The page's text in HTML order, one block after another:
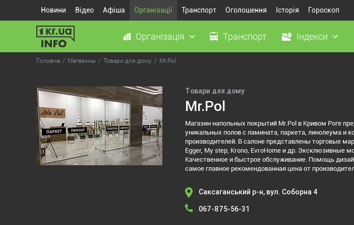
Новини Відео Афіша Організації Транспорт Оголошення Історія Гороскоп
Організація Транспорт Індекси
Головна Магазины Товари для дому Mr.Pol
Товари для дому
Mr.Pol
Магазин напольных покрытий Mr.Pol в Кривом Роге
уникальных полов с ламината, паркета, линолеума и
производителей. В салоне представлены торговые
Egger, My step, Krono, EvroHome и др. Эксклюзивные
Качественное и быстрое обслуживание. Помощь
самое главное рекомендованная цена от
Саксаганський р-н, вул. Соборна 4
067-875-56-31